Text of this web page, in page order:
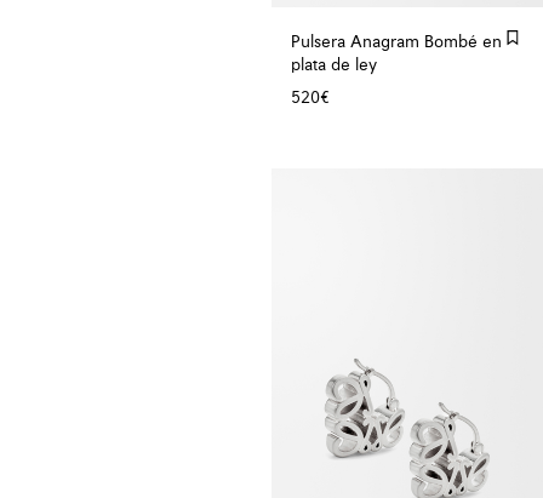
Pulsera Anagram Bombé en
plata de ley
520€